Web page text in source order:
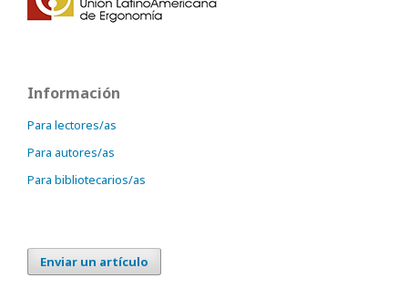
Información
Para lectores/as
Para autores/as
Para bibliotecarios/as
Enviar un artículo